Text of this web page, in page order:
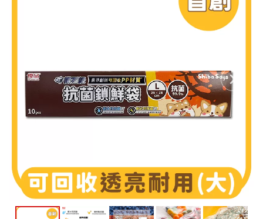
商品介紹
全部商品
限時特賣
室內外除蟲專區
媽媽廚房專區
浴室清潔專區